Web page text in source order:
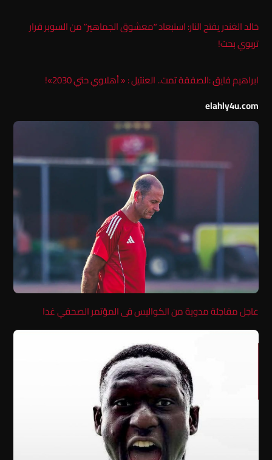
خالد الغندر يفتح النار: استبعاد “معشوق الجماهير” من السوبر قرار
تربوي بحت!
ابراهيم فايق :الصفقة تمت.. العنتيل : « أهلاوي حتي 2030»!
elahly4u.com
عاجل مفاجئة مدوية من الكواليس فى المؤتمر الصحفي غدا